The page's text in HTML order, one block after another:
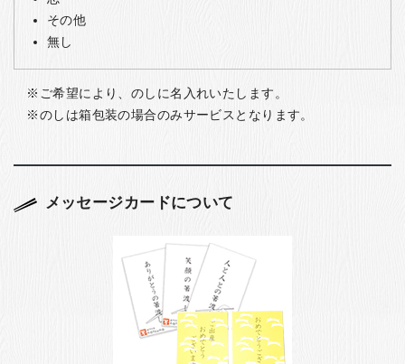
その他
無し
ご希望により、のしに名入れいたします。
のしは箱包装の場合のみサービスとなります。
メッセージカードについて